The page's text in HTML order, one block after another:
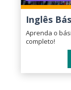
Inglês
Aprenda o
completo!